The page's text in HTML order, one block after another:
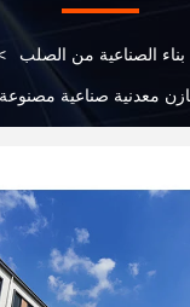
بناء الصناعية من الصلب
معدنية صناعية